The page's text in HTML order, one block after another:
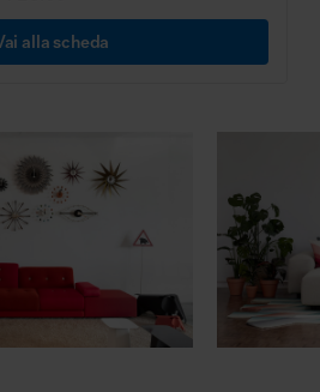
alla scheda